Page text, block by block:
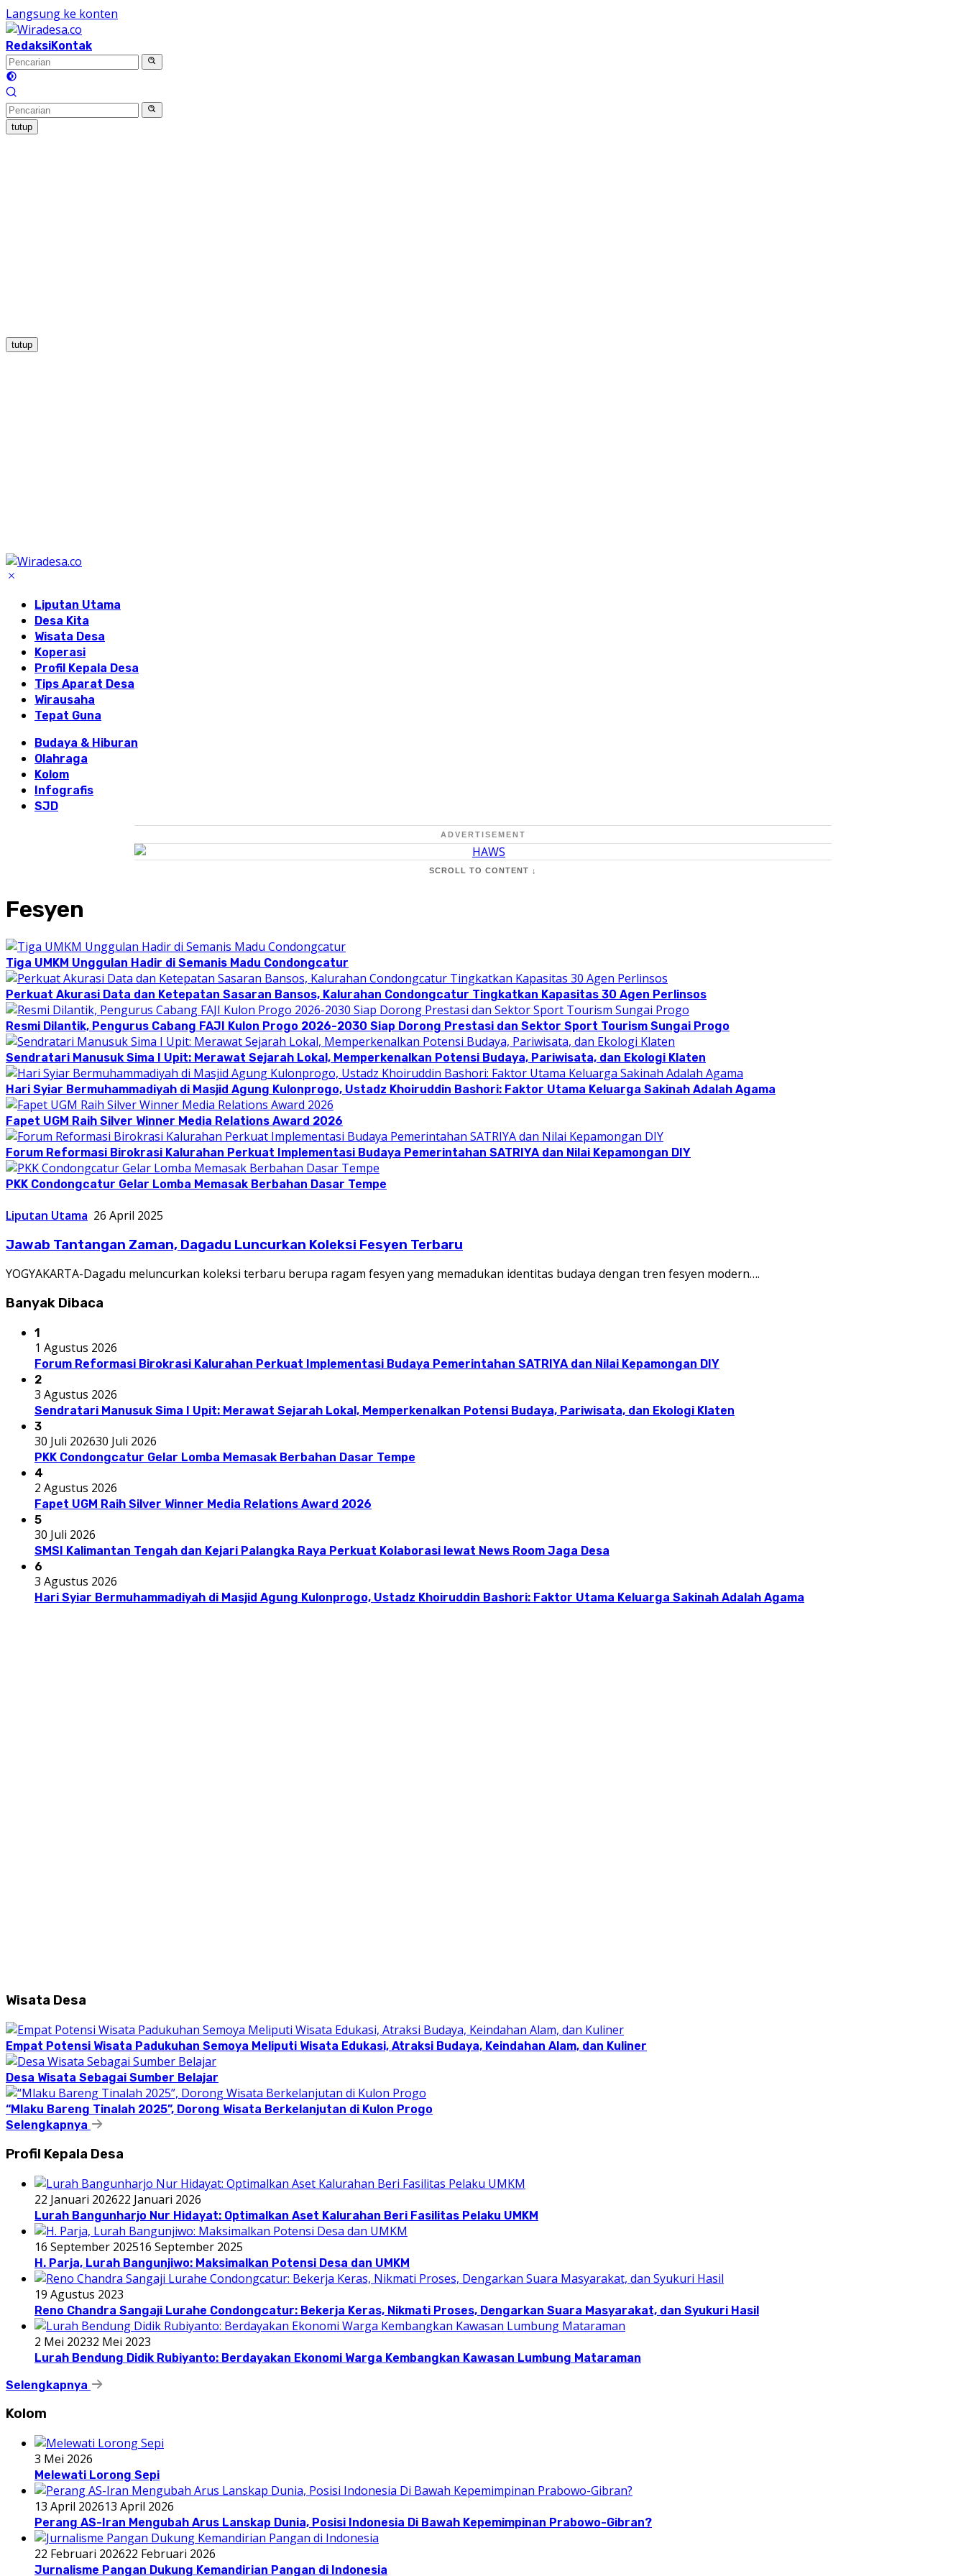
Langsung ke konten
RedaksiKontak
tutup
tutup
Liputan Utama
Desa Kita
Wisata Desa
Koperasi
Profil Kepala Desa
Tips Aparat Desa
Wirausaha
Tepat Guna
Budaya & Hiburan
Olahraga
Kolom
Infografis
SJD
ADVERTISEMENT
SCROLL TO CONTENT ↓
Fesyen
Tiga UMKM Unggulan Hadir di Semanis Madu Condongcatur
Perkuat Akurasi Data dan Ketepatan Sasaran Bansos, Kalurahan Condongcatur Tingkatkan Kapasitas 30 Agen Perlinsos
Resmi Dilantik, Pengurus Cabang FAJI Kulon Progo 2026-2030 Siap Dorong Prestasi dan Sektor Sport Tourism Sungai Progo
Sendratari Manusuk Sima I Upit: Merawat Sejarah Lokal, Memperkenalkan Potensi Budaya, Pariwisata, dan Ekologi Klaten
Hari Syiar Bermuhammadiyah di Masjid Agung Kulonprogo, Ustadz Khoiruddin Bashori: Faktor Utama Keluarga Sakinah Adalah Agama
Fapet UGM Raih Silver Winner Media Relations Award 2026
Forum Reformasi Birokrasi Kalurahan Perkuat Implementasi Budaya Pemerintahan SATRIYA dan Nilai Kepamongan DIY
PKK Condongcatur Gelar Lomba Memasak Berbahan Dasar Tempe
Liputan Utama 26 April 2025
Jawab Tantangan Zaman, Dagadu Luncurkan Koleksi Fesyen Terbaru
YOGYAKARTA-Dagadu meluncurkan koleksi terbaru berupa ragam fesyen yang memadukan identitas budaya dengan tren fesyen modern….
Banyak Dibaca
1
1 Agustus 2026
Forum Reformasi Birokrasi Kalurahan Perkuat Implementasi Budaya Pemerintahan SATRIYA dan Nilai Kepamongan DIY
2
3 Agustus 2026
Sendratari Manusuk Sima I Upit: Merawat Sejarah Lokal, Memperkenalkan Potensi Budaya, Pariwisata, dan Ekologi Klaten
3
30 Juli 202630 Juli 2026
PKK Condongcatur Gelar Lomba Memasak Berbahan Dasar Tempe
4
2 Agustus 2026
Fapet UGM Raih Silver Winner Media Relations Award 2026
5
30 Juli 2026
SMSI Kalimantan Tengah dan Kejari Palangka Raya Perkuat Kolaborasi lewat News Room Jaga Desa
6
3 Agustus 2026
Hari Syiar Bermuhammadiyah di Masjid Agung Kulonprogo, Ustadz Khoiruddin Bashori: Faktor Utama Keluarga Sakinah Adalah Agama
Wisata Desa
Empat Potensi Wisata Padukuhan Semoya Meliputi Wisata Edukasi, Atraksi Budaya, Keindahan Alam, dan Kuliner
Desa Wisata Sebagai Sumber Belajar
“Mlaku Bareng Tinalah 2025”, Dorong Wisata Berkelanjutan di Kulon Progo
Selengkapnya
Profil Kepala Desa
22 Januari 202622 Januari 2026
Lurah Bangunharjo Nur Hidayat: Optimalkan Aset Kalurahan Beri Fasilitas Pelaku UMKM
16 September 202516 September 2025
H. Parja, Lurah Bangunjiwo: Maksimalkan Potensi Desa dan UMKM
19 Agustus 2023
Reno Chandra Sangaji Lurahe Condongcatur: Bekerja Keras, Nikmati Proses, Dengarkan Suara Masyarakat, dan Syukuri Hasil
2 Mei 20232 Mei 2023
Lurah Bendung Didik Rubiyanto: Berdayakan Ekonomi Warga Kembangkan Kawasan Lumbung Mataraman
Selengkapnya
Kolom
3 Mei 2026
Melewati Lorong Sepi
13 April 202613 April 2026
Perang AS-Iran Mengubah Arus Lanskap Dunia, Posisi Indonesia Di Bawah Kepemimpinan Prabowo-Gibran?
22 Februari 202622 Februari 2026
Jurnalisme Pangan Dukung Kemandirian Pangan di Indonesia